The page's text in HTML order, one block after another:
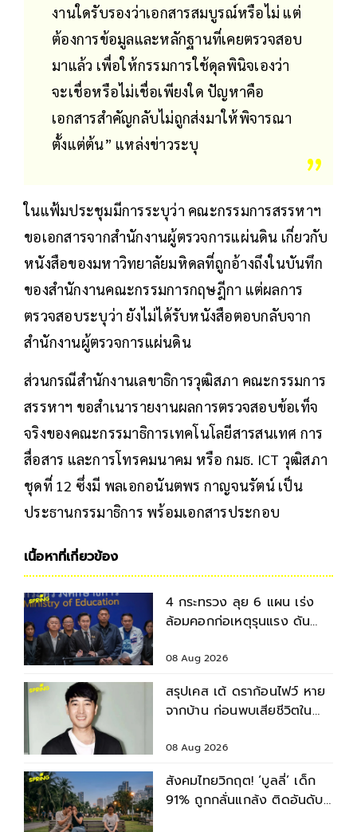
งานใดรับรองว่าเอกสารสมบูรณ์หรือไม่ แต่
ต้องการข้อมูลและหลักฐานที่เคยตรวจสอบ
มาแล้ว เพื่อให้กรรมการใช้ดุลพินิจเองว่า
จะเชื่อหรือไม่เชื่อเพียงใด ปัญหาคือ
เอกสารสำคัญกลับไม่ถูกส่งมาให้พิจารณา
ตั้งแต่ต้น” แหล่งข่าวระบุ
ในแฟ้มประชุมมีการระบุว่า คณะกรรมการสรรหาฯ
ขอเอกสารจากสำนักงานผู้ตรวจการแผ่นดิน เกี่ยวกับ
หนังสือของมหาวิทยาลัยมหิดลที่ถูกอ้างถึงในบันทึก
ของสำนักงานคณะกรรมการกฤษฎีกา แต่ผลการ
ตรวจสอบระบุว่า ยังไม่ได้รับหนังสือตอบกลับจาก
สำนักงานผู้ตรวจการแผ่นดิน
ส่วนกรณีสำนักงานเลขาธิการวุฒิสภา คณะกรรมการ
สรรหาฯ ขอสำเนารายงานผลการตรวจสอบข้อเท็จ
จริงของคณะกรรมาธิการเทคโนโลยีสารสนเทศ การ
สื่อสาร และการโทรคมนาคม หรือ กมธ. ICT วุฒิสภา
ชุดที่ 12 ซึ่งมี พลเอกอนันตพร กาญจนรัตน์ เป็น
ประธานกรรมาธิการ พร้อมเอกสารประกอบ
เนื้อหาที่เกี่ยวข้อง
4 กระทรวง ลุย 6 แผน เร่ง
ล้อมคอกก่อเหตุรุนแรง ดัน
ศึกษา
08 Aug 2026
สรุปเคส เต้ ดราก้อนไฟว์ หาย
จากบ้าน ก่อนพบเสียชีวิตใน
08 Aug 2026
สังคมไทยวิกฤต! ‘บูลลี่’ เด็ก
91% ถูกกลั่นแกล้ง ติดอันดับ